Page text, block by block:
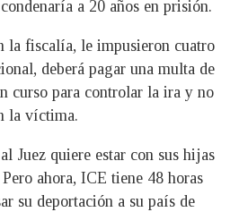
a 20 años en prisión.
la fiscalía, le impusieron cuatro
deberá pagar una multa de
curso para controlar la ira y no
la víctima.
Juez quiere estar con sus hijas
ahora, ICE tiene 48 horas
su deportación a su país de